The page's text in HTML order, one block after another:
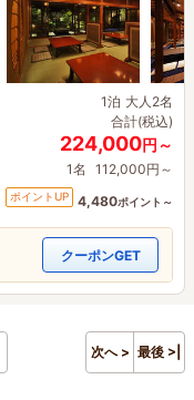
1泊 大人2名
合計(税込)
224,000円～
1名 112,000円～
ポイントUP 4,480ポイント～
クーポンGET
次へ > 最後 >|